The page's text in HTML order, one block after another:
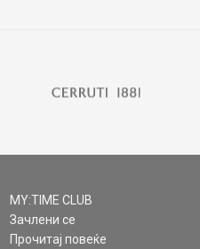
MY:TIME CLUB
Зачлени се
Прочитај повеќе